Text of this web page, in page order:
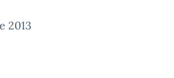
2013